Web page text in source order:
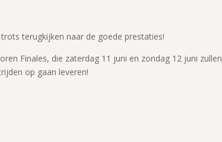
terugkijken naar de goede prestaties!
Finales, die zaterdag 11 juni en zondag 12 juni zullen
op gaan leveren!